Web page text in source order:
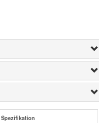
Spezifikation